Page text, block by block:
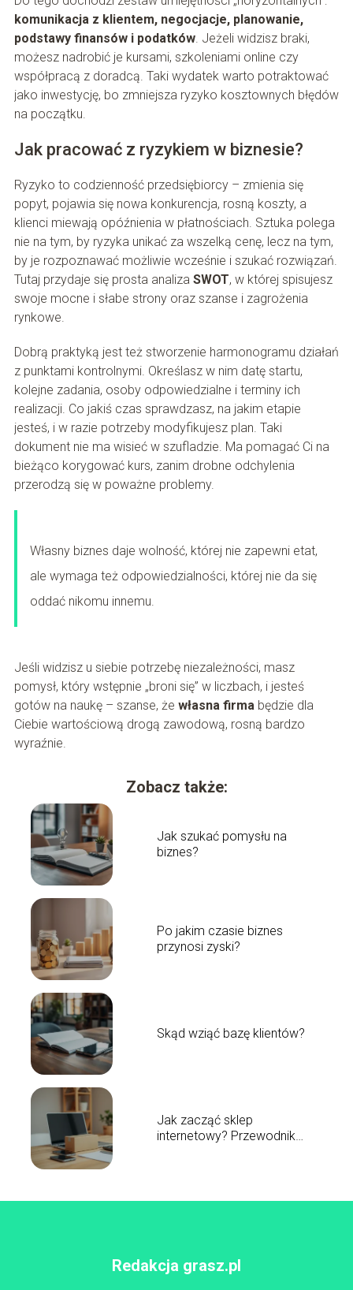
komunikacja z klientem, negocjacje, planowanie,
podstawy finansów i podatków. Jeżeli widzisz braki,
możesz nadrobić je kursami, szkoleniami online czy
współpracą z doradcą. Taki wydatek warto potraktować
jako inwestycję, bo zmniejsza ryzyko kosztownych błędów
na początku.
Jak pracować z ryzykiem w biznesie?
Ryzyko to codzienność przedsiębiorcy – zmienia się
popyt, pojawia się nowa konkurencja, rosną koszty, a
klienci miewają opóźnienia w płatnościach. Sztuka polega
nie na tym, by ryzyka unikać za wszelką cenę, lecz na tym,
by je rozpoznawać możliwie wcześnie i szukać rozwiązań.
Tutaj przydaje się prosta analiza SWOT, w której spisujesz
swoje mocne i słabe strony oraz szanse i zagrożenia
rynkowe.
Dobrą praktyką jest też stworzenie harmonogramu działań
z punktami kontrolnymi. Określasz w nim datę startu,
kolejne zadania, osoby odpowiedzialne i terminy ich
realizacji. Co jakiś czas sprawdzasz, na jakim etapie
jesteś, i w razie potrzeby modyfikujesz plan. Taki
dokument nie ma wisieć w szufladzie. Ma pomagać Ci na
bieżąco korygować kurs, zanim drobne odchylenia
przerodzą się w poważne problemy.
Własny biznes daje wolność, której nie zapewni etat,
ale wymaga też odpowiedzialności, której nie da się
oddać nikomu innemu.
Jeśli widzisz u siebie potrzebę niezależności, masz
pomysł, który wstępnie „broni się” w liczbach, i jesteś
gotów na naukę – szanse, że własna firmabędzie dla
Ciebie wartościową drogą zawodową, rosną bardzo
wyraźnie.
Zobacz także:
Jak szukać pomysłu na
biznes?
Po jakim czasie biznes
przynosi zyski?
Skąd wziąć bazę klientów?
Jak zacząć sklep
internetowy? Przewodnik
Redakcja grasz.pl